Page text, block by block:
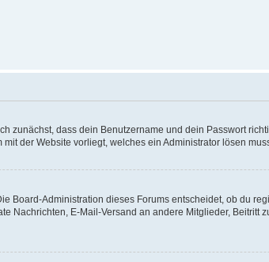
zunächst, dass dein Benutzername und dein Passwort
der Website vorliegt, welches ein Administrator lösen
Board-Administration dieses Forums entscheidet, ob du
Nachrichten, E-Mail-Versand an andere Mitglieder,